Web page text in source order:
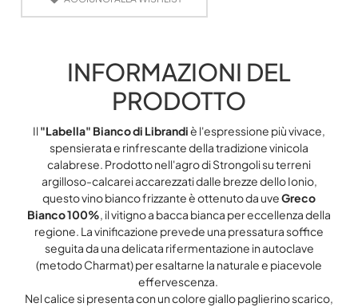
INFORMAZIONI DEL
PRODOTTO
Il"Labella" Bianco di Librandiè l'espressione più vivace,
spensierata e rinfrescante della tradizione vinicola
calabrese. Prodotto nell'agro di Strongoli su terreni
argilloso-calcarei accarezzati dalle brezze dello Ionio,
questo vino bianco frizzante è ottenuto da uveGreco
Bianco 100%, il vitigno a bacca bianca per eccellenza della
regione. La vinificazione prevede una pressatura soffice
seguita da una delicata rifermentazione in autoclave
(metodo Charmat) per esaltarne la naturale e piacevole
effervescenza.
Nel calice si presenta con un colore giallo paglierino scarico,